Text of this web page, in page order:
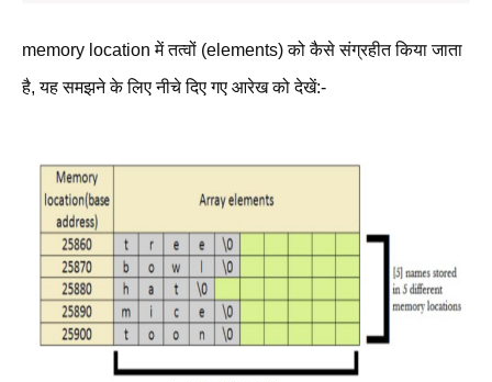
memory location में तत्वों (elements) को कैसे संग्रहीत किया जाता
है, यह समझने के लिए नीचे दिए गए आरेख को देखें:-